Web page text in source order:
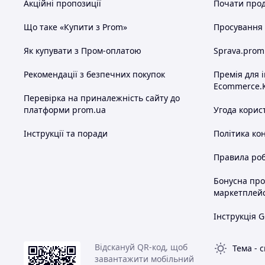
Акційні пропозиції
Що таке «Купити з Prom»
Як купувати з Пром-оплатою
Рекомендації з безпечних покупок
Перевірка на приналежність сайту до
платформи prom.ua
Інструкції та поради
Почати
Просування
Премія для
Угода
Політика
Правила
Бонусна
Інструкція
Відскануй QR-код, щоб
завантажити мобільний
Тема -